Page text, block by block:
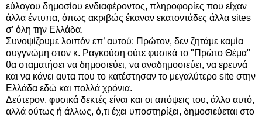
εύλογου δημοσίου ενδιαφέροντος, πληροφορίες που είχαν
άλλα έντυπα, όπως ακριβώς έκαναν εκατοντάδες άλλα sites
σ’ όλη την Ελλάδα.
Συνοψίζουμε λοιπόν επ’ αυτού: Πρώτον, δεν ζητάμε καμία
συγγνώμη στον κ. Ραγκούση ούτε φυσικά το "Πρώτο Θέμα"
θα σταματήσει να δημοσιεύει, να αναδημοσιεύει, να ερευνά
και να κάνει αυτα που το κατέστησαν το μεγαλύτερο site στην
Ελλάδα εδώ και πολλά χρόνια.
Δεύτερον, φυσικά δεκτές είναι και οι απόψεις του, άλλο αυτό,
αλλά ούτως ή άλλως, ό,τι έχει υποστηρίξει, δημοσιεύεται στο